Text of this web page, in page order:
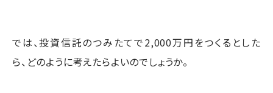
では、投資信託のつみたてで2,000万円をつくるとした
ら、どのように考えたらよいのでしょうか。